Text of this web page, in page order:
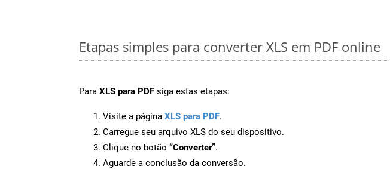
Etapas simples para converter XLS em PDF online
Para XLS para PDF siga estas etapas:
Visite a página XLS para PDF.
Carregue seu arquivo XLS do seu dispositivo.
Clique no botão “Converter”.
Aguarde a conclusão da conversão.